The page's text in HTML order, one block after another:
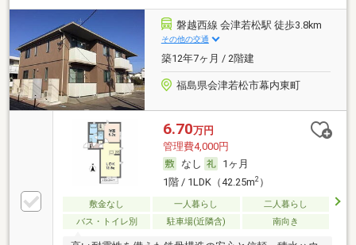
磐越西線 会津若松駅 徒歩3.8km
その他の交通
築12年7ヶ月 / 2階建
福島県会津若松市幕内東町
6.70万円
管理費4,000円
なし
1ヶ月
1階 / 1LDK（42.25m2）
敷金なし 一人暮らし
二人暮らし
バス・トイレ別
駐車場(近隣含) 南向き